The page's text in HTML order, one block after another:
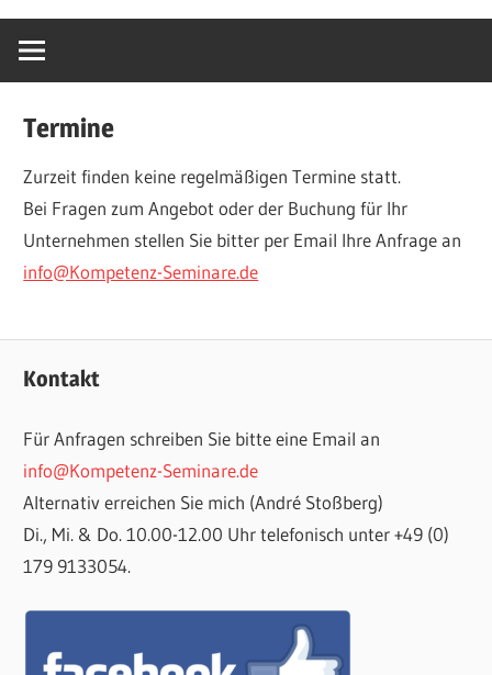
Seminare
Termine
Zurzeit finden keine regelmäßigen Termine statt.
Bei Fragen zum Angebot oder der Buchung für Ihr
Unternehmen stellen Sie bitter per Email Ihre Anfrage an
info@Kompetenz-Seminare.de
Kontakt
Für Anfragen schreiben Sie bitte eine Email an
info@Kompetenz-Seminare.de
Alternativ erreichen Sie mich (André Stoßberg)
Di., Mi. & Do. 10.00-12.00 Uhr telefonisch unter +49 (0)
179 9133054.